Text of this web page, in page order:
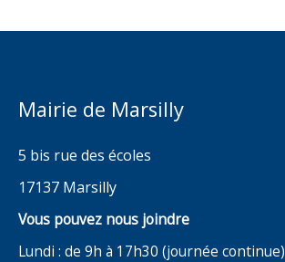
Mairie de Marsilly
5 bis rue des écoles
17137 Marsilly
Vous pouvez nous joindre
Lundi : de 9h à 17h30 (journée continue)